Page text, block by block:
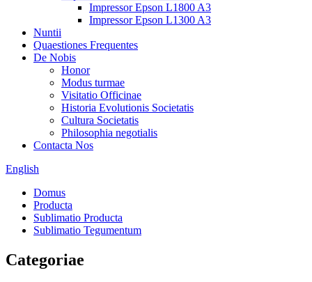
Impressor Epson L1800 A3
Impressor Epson L1300 A3
Nuntii
Quaestiones Frequentes
De Nobis
Honor
Modus turmae
Visitatio Officinae
Historia Evolutionis Societatis
Cultura Societatis
Philosophia negotialis
Contacta Nos
English
Domus
Producta
Sublimatio Producta
Sublimatio Tegumentum
Categoriae